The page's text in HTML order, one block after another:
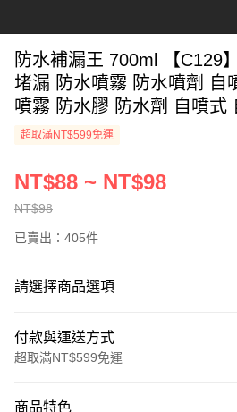
防水補漏王 700ml 【C129
堵漏 防水噴霧 防水噴劑 自
噴霧 防水膠 防水劑 自噴式
防水膠 五金工具
超取滿NT$599免運
NT$98
NT$88 ~ NT$98
已賣出：405件
請選擇商品選項
付款與運送方式
超取滿NT$599免運
商品特色